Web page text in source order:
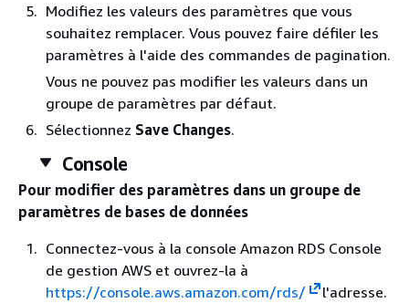
Modifiez les valeurs des paramètres que vous
souhaitez remplacer. Vous pouvez faire défiler les
paramètres à l'aide des commandes de pagination.
Vous ne pouvez pas modifier les valeurs dans un
groupe de paramètres par défaut.
Sélectionnez Save Changes.
Console
Pour modifier des paramètres dans un groupe de
paramètres de bases de données
Connectez-vous à la console Amazon RDS Console
de gestion AWS et ouvrez-la à
https://console.aws.amazon.com/rds/
l'adresse.